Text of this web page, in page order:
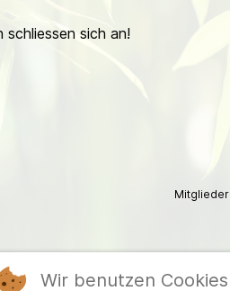
schliessen sich an!
Mitglieder
Wir benutzen Cookies